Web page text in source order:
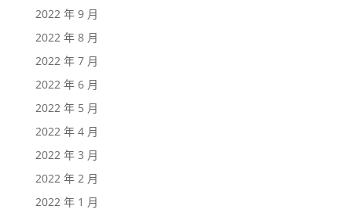
2022 年 9 月
2022 年 8 月
2022 年 7 月
2022 年 6 月
2022 年 5 月
2022 年 4 月
2022 年 3 月
2022 年 2 月
2022 年 1 月